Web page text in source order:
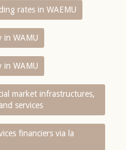
rates in WAEMU
in WAMU
in WAMU
market infrastructures,
services
financiers via la